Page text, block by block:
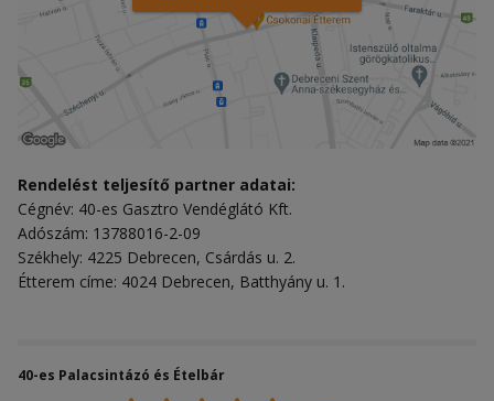
Rendelést teljesítő partner adatai:
Cégnév: 40-es Gasztro Vendéglátó Kft.
Adószám: 13788016-2-09
Székhely: 4225 Debrecen, Csárdás u. 2.
Étterem címe: 4024 Debrecen, Batthyány u. 1.
40-es Palacsintázó és Ételbár